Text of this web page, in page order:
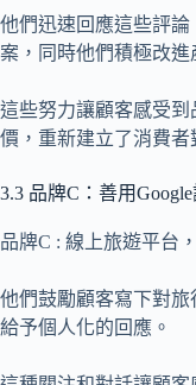
他們迅速回應這些評
案，同時他們積極改進
這些努力讓顧客感受
價，重新建立了消費者
3.3 品牌C：善用
品牌C : 線上旅遊平台
他們鼓勵顧客寫下對
給予個人化的回應。